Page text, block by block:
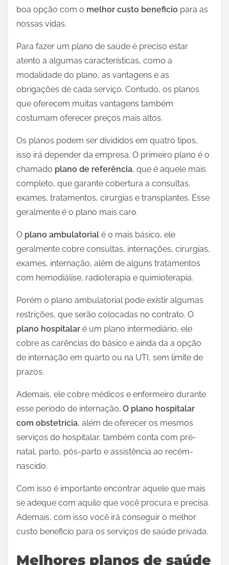
boa opção com o melhor custo beneficio para as
nossas vidas.
Para fazer um plano de saúde é preciso estar
atento a algumas características, como a
modalidade do plano, as vantagens e as
obrigações de cada serviço. Contudo, os planos
que oferecem muitas vantagens também
costumam oferecer preços mais altos.
Os planos podem ser divididos em quatro tipos,
isso irá depender da empresa. O primeiro plano é o
chamado plano de referência, que é aquele mais
completo, que garante cobertura a consultas,
exames, tratamentos, cirurgias e transplantes. Esse
geralmente é o plano mais caro.
O plano ambulatorial é o mais básico, ele
geralmente cobre consultas, internações, cirurgias,
exames, internação, além de alguns tratamentos
com hemodiálise, radioterapia e quimioterapia.
Porém o plano ambulatorial pode existir algumas
restrições, que serão colocadas no contrato. O
plano hospitalar é um plano intermediário, ele
cobre as carências do básico e ainda da a opção
de internação em quarto ou na UTI, sem limite de
prazos.
Ademais, ele cobre médicos e enfermeiro durante
esse período de internação. O plano hospitalar
com obstetrícia, além de oferecer os mesmos
serviços do hospitalar, também conta com pré-
natal, parto, pós-parto e assistência ao recém-
nascido.
Com isso é importante encontrar aquele que mais
se adeque com aquilo que você procura e precisa.
Ademais, com isso você irá conseguir o melhor
custo beneficio para os serviços de saúde privada.
Melhores planos de saúde